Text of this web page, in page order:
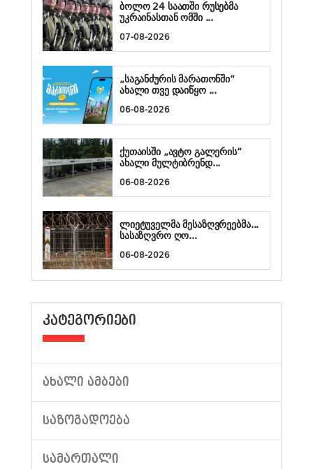
ბოლო 24 საათში რუსებმა
უკრაინასთან ომში ...
07-08-2026
„საგანძურის მარათონში“
ახალი თვე დაიწყო ...
06-08-2026
ქუთაისში „ავტო გალერის“
ახალი მულტიბრენდ...
06-08-2026
ლიეტუველმა მესაზღვრეებმა...
სასაზღვრო ღო...
06-08-2026
ᲙᲐᲢᲔᲒᲝᲠᲘᲔᲑᲘ
ᲐᲮᲐᲚᲘ ᲐᲛᲑᲔᲑᲘ
ᲡᲐᲖᲝᲒᲐᲓᲝᲔᲑᲐ
ᲡᲐᲛᲐᲠᲗᲐᲚᲘ